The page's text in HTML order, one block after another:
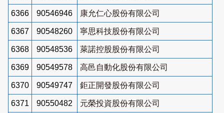
6366 90546946 康允仁心股份有限公司
6367 90548260 寧思科技股份有限公司
6368 90548536 萊諾控股股份有限公司
6369 90549578 高邑自動化股份有限公司
6370 90549747 鉅正開發股份有限公司
6371 90550482 元榮投資股份有限公司